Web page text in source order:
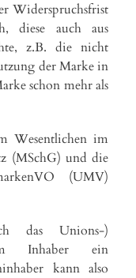
Widerspruchsfrist
diese auch aus
z.B. die nicht
der Marke in
schon mehr als
Wesentlichen im
(MSchG) und die
(UMV)
das Unions-)
Inhaber ein
kann also